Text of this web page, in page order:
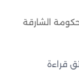
الشارقة